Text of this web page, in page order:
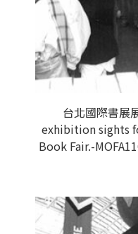
台北國際書展
exhibition sights
Book Fair.-